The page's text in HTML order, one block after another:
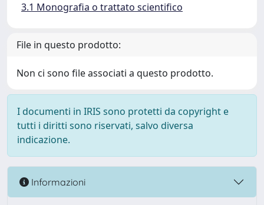
3.1 Monografia o trattato scientifico
File in questo prodotto:
Non ci sono file associati a questo prodotto.
I documenti in IRIS sono protetti da copyright e
tutti i diritti sono riservati, salvo diversa
indicazione.
Informazioni